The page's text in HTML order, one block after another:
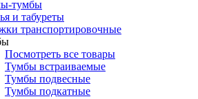
тумбы
и табуреты
транспортировочные
Посмотреть все товары
Тумбы встраиваемые
Тумбы подвесные
Тумбы подкатные